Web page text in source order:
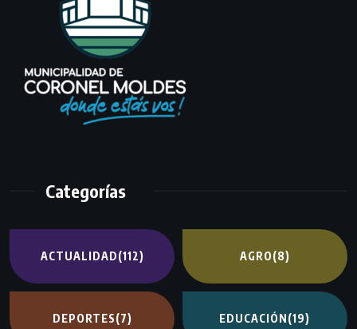
Categorías
ACTUALIDAD(112) AGRO(8)
DEPORTES(7) EDUCACIÓN(19)